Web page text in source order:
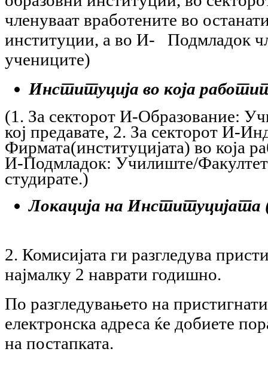
членуваат вработените во
институции, а во И- Подмладок
учениците)
Институција во која
(1. За секторот И-Образование:
кој предавате, 2. За секторот И-
Фирмата(институцијата) во која
И-Подмладок: Училиште/Факултет
студирате.)
Локација на Институцијата
2. Комисијата ги разгледува
најмалку 2 наврати годишно.
По разгледувањето на
електронска адреса ќе добиете
на постапката.